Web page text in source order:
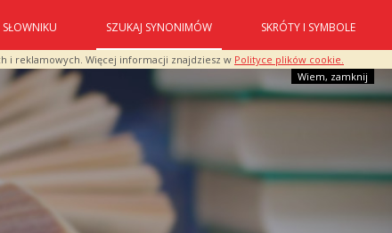
i reklamowych. Więcej informacji znajdziesz w Polityce plików cookie.
Wiem, zamknij
SŁOWNIKU SZUKAJ SYNONIMÓW SKRÓTY I SYMBOLE